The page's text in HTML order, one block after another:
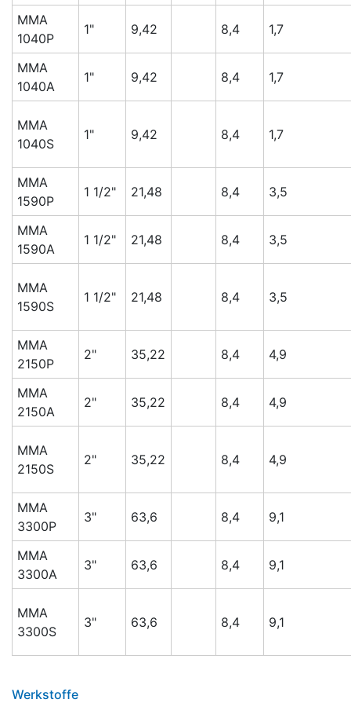
MMA
1040P
1" 9,42 8,4 1,7
MMA
1040A
1" 9,42 8,4 1,7
MMA
1040S
1" 9,42 8,4 1,7
MMA
1590P
1 1/2" 21,48 8,4 3,5
MMA
1590A
1 1/2" 21,48 8,4 3,5
MMA
1590S
1 1/2" 21,48 8,4 3,5
MMA
2150P
2" 35,22 8,4 4,9
MMA
2150A
2" 35,22 8,4 4,9
MMA
2150S
2" 35,22 8,4 4,9
MMA
3300P
3" 63,6 8,4 9,1
MMA
3300A
3" 63,6 8,4 9,1
MMA
3300S
3" 63,6 8,4 9,1
Werkstoffe